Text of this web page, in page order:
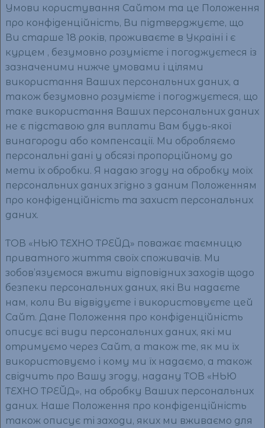
Умови користування Сайтом та це Положення
про конфіденційність, Ви підтверджуєте, що
Ви старше 18 років, проживаєте в Україні і є
курцем , безумовно розумієте і погоджуєтеся із
зазначеними нижче умовами і цілями
використання Ваших персональних даних, а
також безумовно розумієте і погоджуєтеся, що
таке використання Ваших персональних даних
не є підставою для виплати Вам будь-якої
винагороди або компенсації. Ми обробляємо
персональні дані у обсязі пропорційному до
мети їх обробки. Я надаю згоду на обробку моїх
персональних даних згідно з даним Положенням
про конфіденційність та захист персональних
даних.
ТОВ «НЬЮ ТЕХНО ТРЕЙД» поважає таємницю
приватного життя своїх споживачів. Ми
зобов’язуємося вжити відповідних заходів щодо
безпеки персональних даних, які Ви надаєте
нам, коли Ви відвідуєте і використовуєте цей
Сайт. Дане Положення про конфіденційність
описує всі види персональних даних, які ми
отримуємо через Сайт, а також те, як ми їх
використовуємо і кому ми їх надаємо, а також
свідчить про Вашу згоду, надану ТОВ «НЬЮ
ТЕХНО ТРЕЙД», на обробку Ваших персональних
даних. Наше Положення про конфіденційність
також описує ті заходи, яких ми вживаємо для